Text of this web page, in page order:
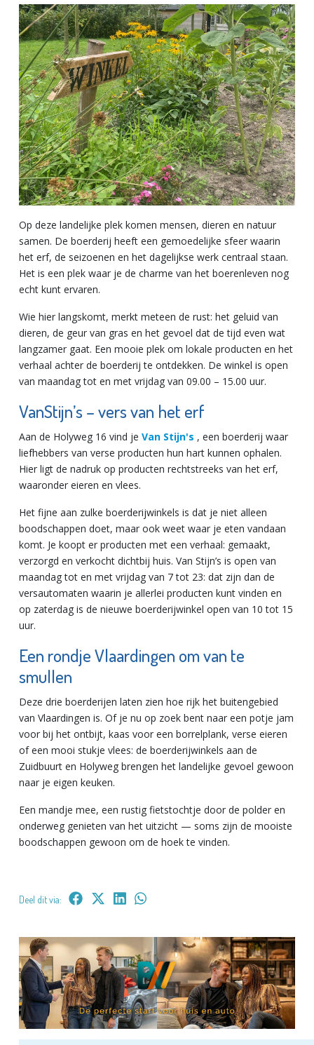
Op deze landelijke plek komen mensen, dieren en natuur
samen. De boerderij heeft een gemoedelijke sfeer waarin
het erf, de seizoenen en het dagelijkse werk centraal staan.
Het is een plek waar je de charme van het boerenleven nog
echt kunt ervaren.
Wie hier langskomt, merkt meteen de rust: het geluid van
dieren, de geur van gras en het gevoel dat de tijd even wat
langzamer gaat. Een mooie plek om lokale producten en het
verhaal achter de boerderij te ontdekken. De winkel is open
van maandag tot en met vrijdag van 09.00 – 15.00 uur.
VanStijn’s – vers van het erf
Aan de Holyweg 16 vind je Van Stijn's , een boerderij waar
liefhebbers van verse producten hun hart kunnen ophalen.
Hier ligt de nadruk op producten rechtstreeks van het erf,
waaronder eieren en vlees.
Het fijne aan zulke boerderijwinkels is dat je niet alleen
boodschappen doet, maar ook weet waar je eten vandaan
komt. Je koopt er producten met een verhaal: gemaakt,
verzorgd en verkocht dichtbij huis. Van Stijn’s is open van
maandag tot en met vrijdag van 7 tot 23: dat zijn dan de
versautomaten waarin je allerlei producten kunt vinden en
op zaterdag is de nieuwe boerderijwinkel open van 10 tot 15
uur.
Een rondje Vlaardingen om van te
smullen
Deze drie boerderijen laten zien hoe rijk het buitengebied
van Vlaardingen is. Of je nu op zoek bent naar een potje jam
voor bij het ontbijt, kaas voor een borrelplank, verse eieren
of een mooi stukje vlees: de boerderijwinkels aan de
Zuidbuurt en Holyweg brengen het landelijke gevoel gewoon
naar je eigen keuken.
Een mandje mee, een rustig fietstochtje door de polder en
onderweg genieten van het uitzicht — soms zijn de mooiste
boodschappen gewoon om de hoek te vinden.
Deel dit via: